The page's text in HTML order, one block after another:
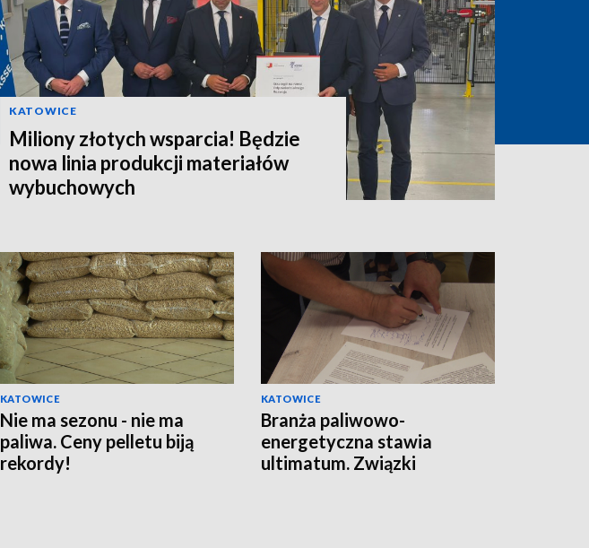
KATOWICE
Miliony złotych wsparcia! Będzie
nowa linia produkcji materiałów
wybuchowych
KATOWICE
Nie ma sezonu - nie ma
paliwa. Ceny pelletu biją
rekordy!
KATOWICE
Branża paliwowo-
energetyczna stawia
ultimatum. Związki